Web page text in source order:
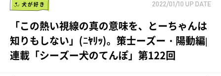
犬が好き 2022/01/10 UP DATE
「この熱い視線の真の意味を、とーちゃんは
知りもしない」(ﾆﾔﾘｯ)。策士ーズー・陽動編|
連載「シーズー犬のてんぽ」第122回